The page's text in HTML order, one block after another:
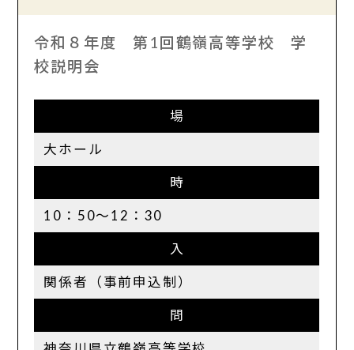
令和８年度 第1回鶴嶺高等学校 学
校説明会
場
大ホール
時
10：50〜12：30
入
関係者（事前申込制）
問